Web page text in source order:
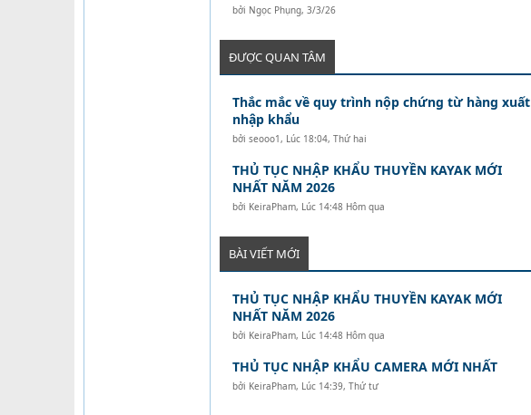
bởi Ngọc Phụng, 3/3/26
ĐƯỢC QUAN TÂM
Thắc mắc về quy trình nộp chứng từ hàng xuất
nhập khẩu
bởi seooo1, Lúc 18:04, Thứ hai
THỦ TỤC NHẬP KHẨU THUYỀN KAYAK MỚI
NHẤT NĂM 2026
bởi KeiraPham, Lúc 14:48 Hôm qua
BÀI VIẾT MỚI
THỦ TỤC NHẬP KHẨU THUYỀN KAYAK MỚI
NHẤT NĂM 2026
bởi KeiraPham, Lúc 14:48 Hôm qua
THỦ TỤC NHẬP KHẨU CAMERA MỚI NHẤT
bởi KeiraPham, Lúc 14:39, Thứ tư